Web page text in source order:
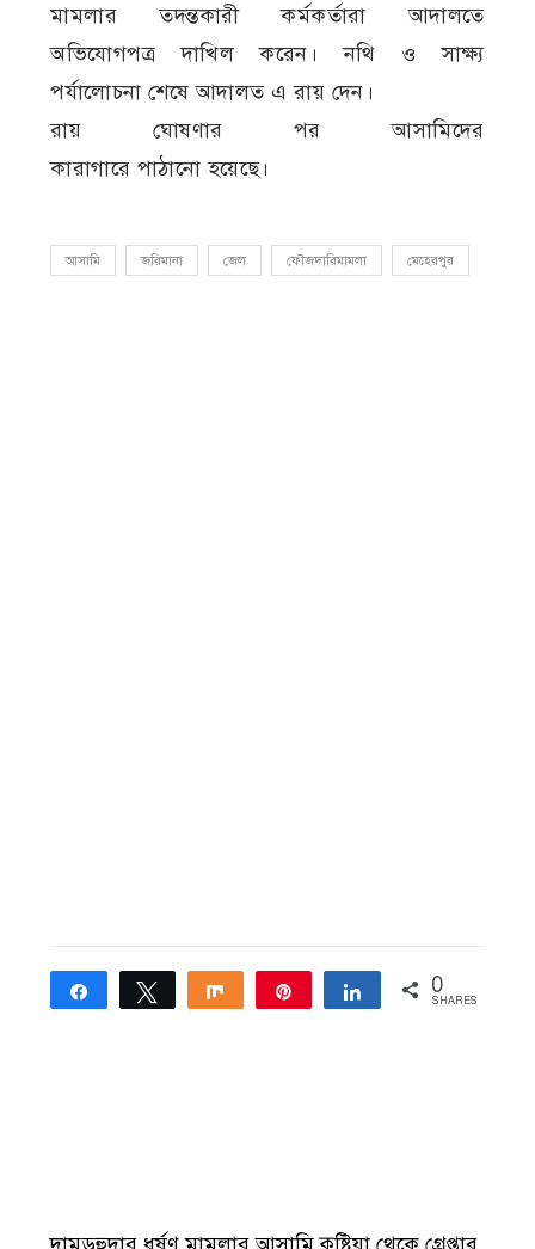
মামলার তদন্তকারী কর্মকর্তারা আদালতে
অভিযোগপত্র দাখিল করেন। নথি ও সাক্ষ্য
পর্যালোচনা শেষে আদালত এ রায় দেন।
রায় ঘোষণার পর আসামিদের
কারাগারে পাঠানো হয়েছে।
আসামি জরিমানা জেল ফৌজদারিমামলা মেহেরপুর
Share Tweet Share Share 0
SHARES
দামুড়হুদার ধর্ষণ মামলার আসামি কুষ্টিয়া থেকে গ্রেপ্তার